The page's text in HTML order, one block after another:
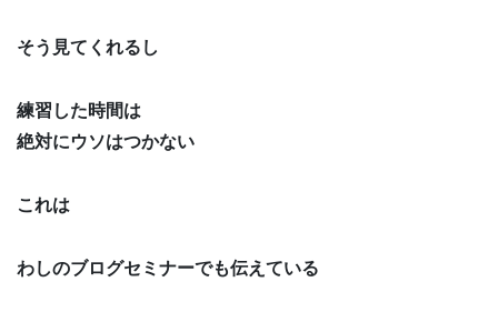
そう見てくれるし
練習した時間は
絶対にウソはつかない
これは
わしのブログセミナーでも伝えている